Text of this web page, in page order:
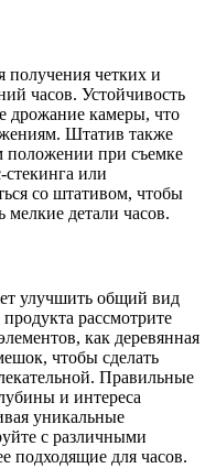
получения четких и
часов. Устойчивость
дрожание камеры, что
Штатив также
положении при съемке
или
со штативом, чтобы
мелкие детали часов.
улучшить общий вид
рассмотрите
как деревянная
чтобы сделать
Правильные
и интереса
уникальные
с различными
подходящие для часов.